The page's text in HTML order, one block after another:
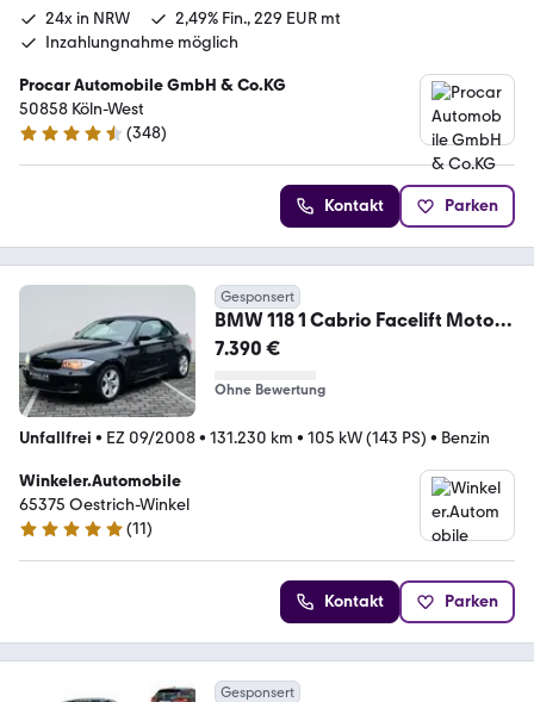
24x in NRW
2,49% Fin., 229 EUR mt
Inzahlungnahme möglich
Procar Automobile GmbH & Co.KG
50858 Köln-West
4.4 Sterne
(348)
Kontakt Parken
Gesponsert
BMW 118 1 Cabrio Facelift Motor
2.0
7.390 €
Ohne Bewertung
Unfallfrei • EZ 09/2008• 131.230 km • 105 kW (143 PS) • Benzin
Winkeler.Automobile
65375 Oestrich-Winkel
4.9 Sterne
(11)
Kontakt Parken
Gesponsert